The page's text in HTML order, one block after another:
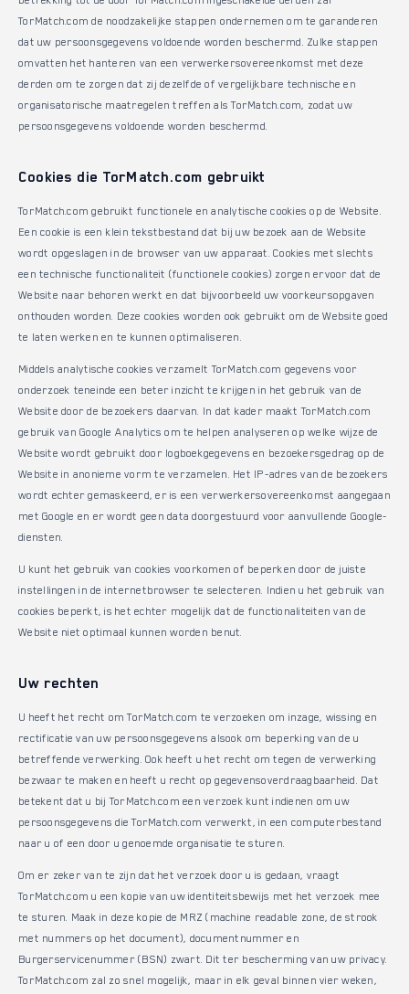
TorMatch.com de noodzakelijke stappen ondernemen om te garanderen
dat uw persoonsgegevens voldoende worden beschermd. Zulke stappen
omvatten het hanteren van een verwerkersovereenkomst met deze
derden om te zorgen dat zij dezelfde of vergelijkbare technische en
organisatorische maatregelen treffen als TorMatch.com, zodat uw
persoonsgegevens voldoende worden beschermd.
Cookies die TorMatch.com gebruikt
TorMatch.com gebruikt functionele en analytische cookies op de Website.
Een cookie is een klein tekstbestand dat bij uw bezoek aan de Website
wordt opgeslagen in de browser van uw apparaat. Cookies met slechts
een technische functionaliteit (functionele cookies) zorgen ervoor dat de
Website naar behoren werkt en dat bijvoorbeeld uw voorkeursopgaven
onthouden worden. Deze cookies worden ook gebruikt om de Website goed
te laten werken en te kunnen optimaliseren.
Middels analytische cookies verzamelt TorMatch.com gegevens voor
onderzoek teneinde een beter inzicht te krijgen in het gebruik van de
Website door de bezoekers daarvan. In dat kader maakt TorMatch.com
gebruik van Google Analytics om te helpen analyseren op welke wijze de
Website wordt gebruikt door logboekgegevens en bezoekersgedrag op de
Website in anonieme vorm te verzamelen. Het IP-adres van de bezoekers
wordt echter gemaskeerd, er is een verwerkersovereenkomst aangegaan
met Google en er wordt geen data doorgestuurd voor aanvullende Google-
diensten.
U kunt het gebruik van cookies voorkomen of beperken door de juiste
instellingen in de internetbrowser te selecteren. Indien u het gebruik van
cookies beperkt, is het echter mogelijk dat de functionaliteiten van de
Website niet optimaal kunnen worden benut.
Uw rechten
U heeft het recht om TorMatch.com te verzoeken om inzage, wissing en
rectificatie van uw persoonsgegevens alsook om beperking van de u
betreffende verwerking. Ook heeft u het recht om tegen de verwerking
bezwaar te maken en heeft u recht op gegevensoverdraagbaarheid. Dat
betekent dat u bij TorMatch.com een verzoek kunt indienen om uw
persoonsgegevens die TorMatch.com verwerkt, in een computerbestand
naar u of een door u genoemde organisatie te sturen.
Om er zeker van te zijn dat het verzoek door u is gedaan, vraagt
TorMatch.com u een kopie van uw identiteitsbewijs met het verzoek mee
te sturen. Maak in deze kopie de MRZ (machine readable zone, de strook
met nummers op het document), documentnummer en
Burgerservicenummer (BSN) zwart. Dit ter bescherming van uw privacy.
TorMatch.com zal zo snel mogelijk, maar in elk geval binnen vier weken,